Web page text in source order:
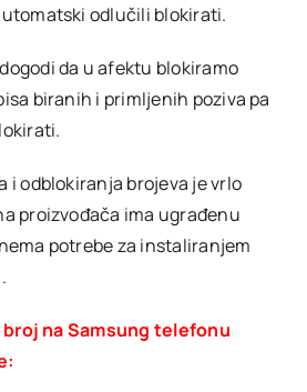
odlučili blokirati.
da u afektu blokiramo
biranih i primljenih poziva pa
i odblokiranja brojeva je vrlo
proizvođača ima ugrađenu
potrebe za instaliranjem
broj na Samsung telefonu